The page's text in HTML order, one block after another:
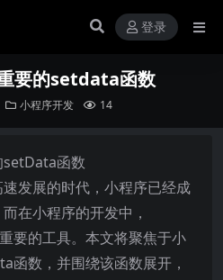
登录
要的setdata函数
小程序开发 14
setData函数
发展的时代，小程序已经成
在小程序的开发中，
要的工具。本文将聚焦于小
函数，并围绕该函数展开，